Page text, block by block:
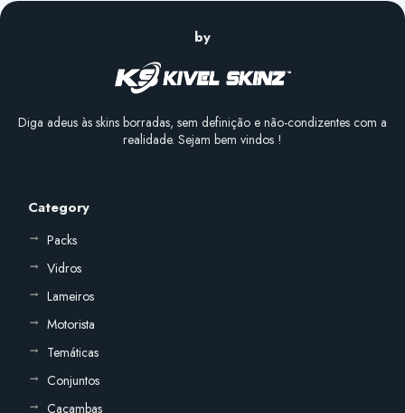
by
Diga adeus às skins borradas, sem definição e não-condizentes com a
realidade. Sejam bem vindos !
Category
Packs
Vidros
Lameiros
Motorista
Temáticas
Conjuntos
Caçambas